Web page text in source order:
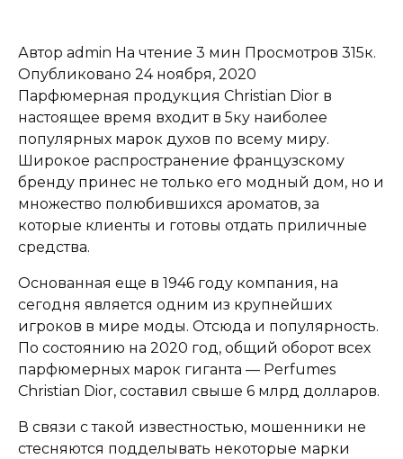
Автор admin На чтение 3 мин Просмотров 315к.
Опубликовано 24 ноября, 2020
Парфюмерная продукция Christian Dior в
настоящее время входит в 5ку наиболее
популярных марок духов по всему миру.
Широкое распространение французскому
бренду принес не только его модный дом, но и
множество полюбившихся ароматов, за
которые клиенты и готовы отдать приличные
средства.
Основанная еще в 1946 году компания, на
сегодня является одним из крупнейших
игроков в мире моды. Отсюда и популярность.
По состоянию на 2020 год, общий оборот всех
парфюмерных марок гиганта — Perfumes
Christian Dior, составил свыше 6 млрд долларов.
В связи с такой известностью, мошенники не
стесняются подделывать некоторые марки